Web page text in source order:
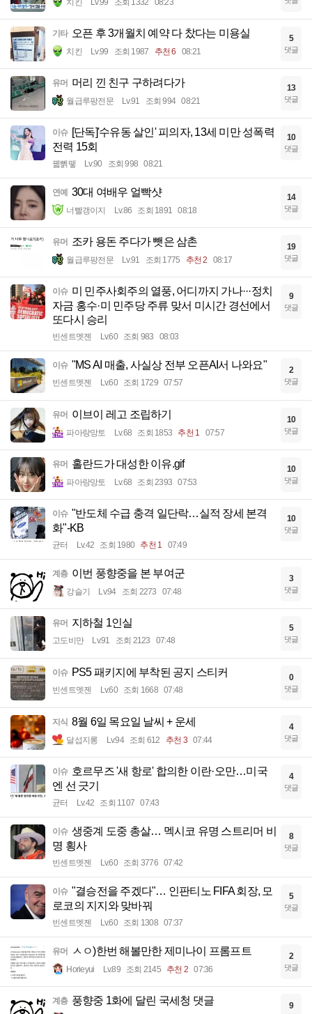
치킨 Lv.99 조회 1332 08:23
기타 오픈 후 3개월치 예약 다 찼다는 미용실
치킨 Lv.99 조회 1987 추천 6 08:21
5
댓글
유머 머리 낀 친구 구하려다가
월급루팡전문 Lv.91 조회 994 08:21
13
댓글
이슈 [단독]'수유동 살인' 피의자, 13세 미만 성폭력
전력 15회
꿻뻵뗗 Lv.90 조회 998 08:21
10
댓글
연예 30대 여배우 얼빡샷
너빨갱이지 Lv.86 조회 1891 08:18
14
댓글
유머 조카 용돈 주다가 뺏은 삼촌
월급루팡전문 Lv.91 조회 1775 추천 2 08:17
19
댓글
이슈 미 민주사회주의 열풍, 어디까지 가나···정치
자금 홍수·미 민주당 주류 맞서 미시간 경선에서
또다시 승리
빈센트멧젠 Lv.60 조회 983 08:03
9
댓글
이슈 "MS AI 매출, 사실상 전부 오픈AI서 나와요"
빈센트멧젠 Lv.60 조회 1729 07:57
2
댓글
유머 이브이 레고 조립하기
파아랑망토 Lv.68 조회 1853 추천 1 07:57
10
댓글
유머 홀란드가 대성한 이유.gif
파아랑망토 Lv.68 조회 2393 07:53
10
댓글
이슈 "반도체 수급 충격 일단락…실적 장세 본격
화"-KB
균터 Lv.42 조회 1980 추천 1 07:49
10
댓글
계층 이번 풍향중을 본 부여군
강슬기 Lv.94 조회 2273 07:48
3
댓글
유머 지하철 1인실
고도비만 Lv.91 조회 2123 07:48
5
댓글
이슈 PS5 패키지에 부착된 공지 스티커
빈센트멧젠 Lv.60 조회 1668 07:48
0
댓글
지식 8월 6일 목요일 날씨 + 운세
달섭지롱 Lv.94 조회 612 추천 3 07:44
4
댓글
이슈 호르무즈 '새 항로' 합의한 이란·오만…미국
엔 선 긋기
균터 Lv.42 조회 1107 07:43
4
댓글
이슈 생중계 도중 총살… 멕시코 유명 스트리머 비
명 횡사
빈센트멧젠 Lv.60 조회 3776 07:42
8
댓글
이슈 "결승전을 주겠다"… 인판티노 FIFA 회장, 모
로코의 지지와 맞바꿔
빈센트멧젠 Lv.60 조회 1308 07:37
5
댓글
유머 ㅅㅇ)한번 해볼만한 제미나이 프롬프트
Horieyui Lv.89 조회 2145 추천 2 07:36
2
댓글
계층 풍향중 1화에 달린 국세청 댓글 9